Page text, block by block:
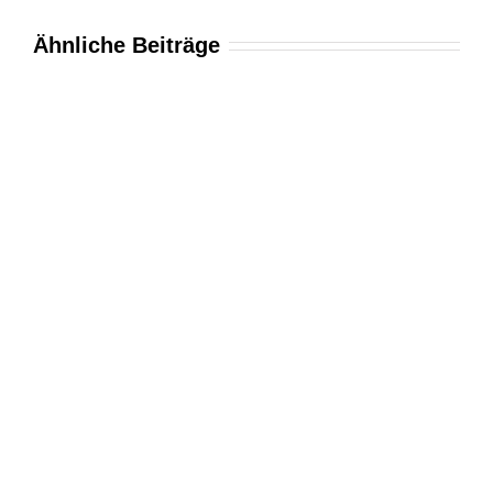
Ähnliche Beiträge